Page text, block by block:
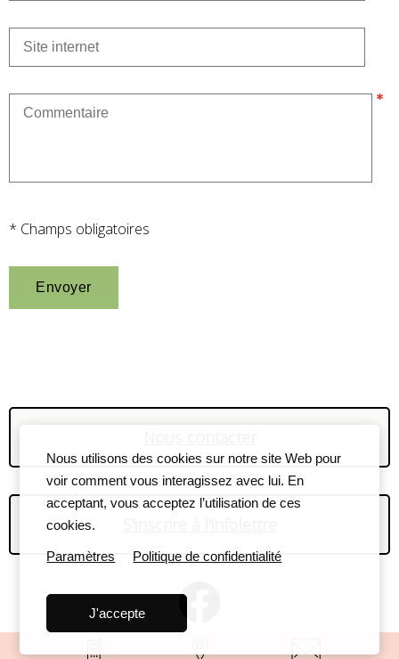
* Champs obligatoires
Nous utilisons des cookies sur notre site Web pour
voir comment vous interagissez avec lui. En
acceptant, vous acceptez l’utilisation de ces
cookies.
Paramètres Politique de confidentialité
J'accepte